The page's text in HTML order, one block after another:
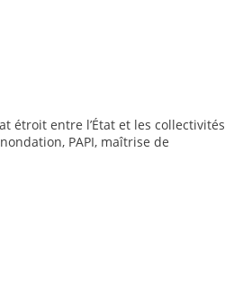
étroit entre l’État et les collectivités
PAPI, maîtrise de